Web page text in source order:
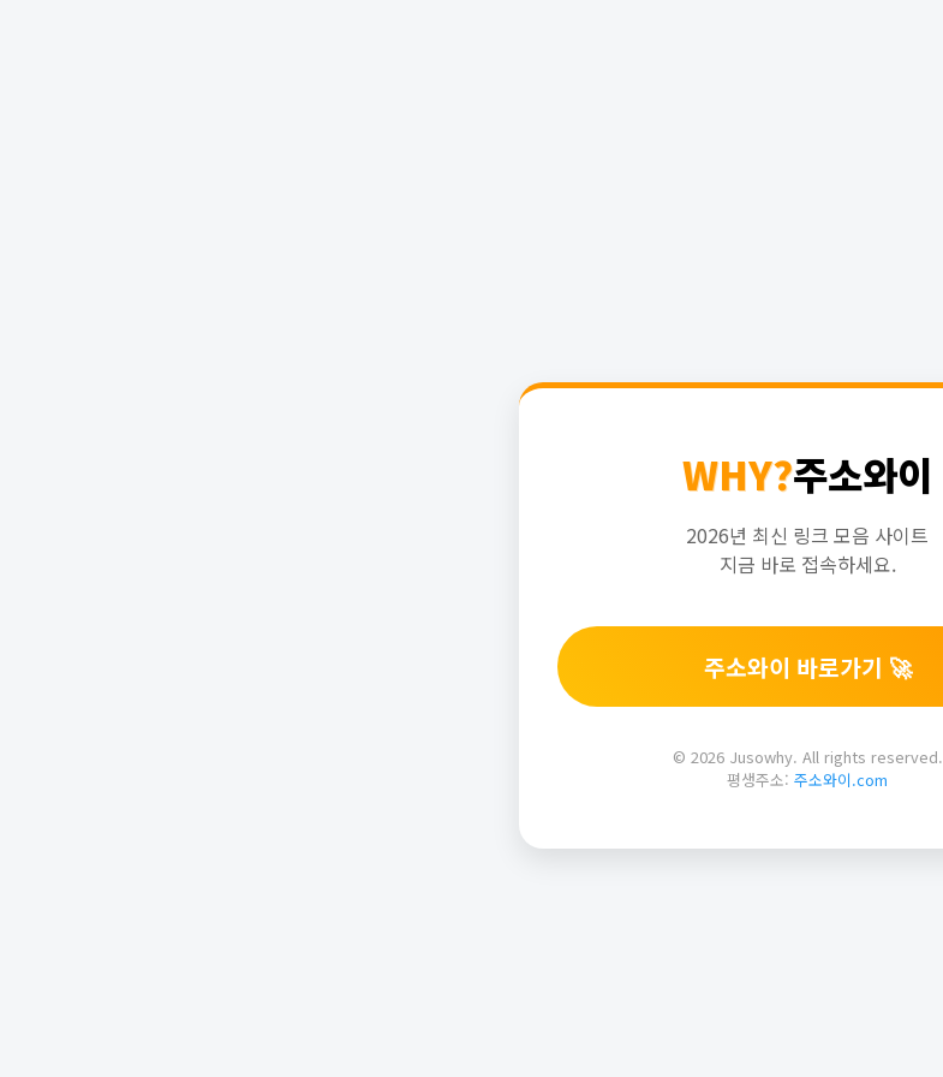
WHY?주소와이
2026년 최신 링크 모음 사이트
지금 바로 접속하세요.
주소와이 바로가기 🚀
© 2026 Jusowhy. All rights reserved.
평생주소: 주소와이.com